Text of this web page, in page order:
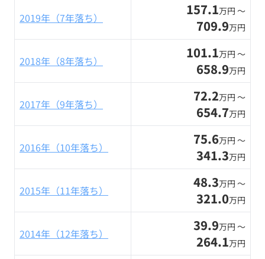
2019年（7年落ち） 157.1万円 〜
709.9万円
2018年（8年落ち） 101.1万円 〜
658.9万円
2017年（9年落ち） 72.2万円 〜
654.7万円
2016年（10年落ち） 75.6万円 〜
341.3万円
2015年（11年落ち） 48.3万円 〜
321.0万円
2014年（12年落ち） 39.9万円 〜
264.1万円